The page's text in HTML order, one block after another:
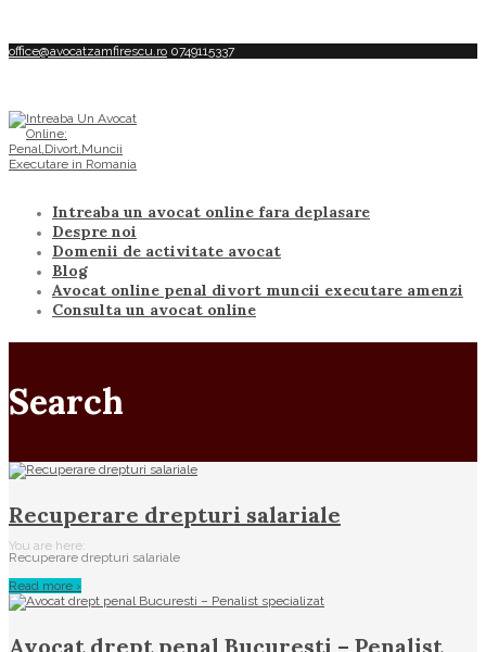
office@avocatzamfirescu.ro 0749115337
Intreaba un avocat online fara deplasare
Despre noi
Domenii de activitate avocat
Blog
Avocat online penal divort muncii executare amenzi
Consulta un avocat online
Search
You are here:
Recuperare drepturi salariale
Recuperare drepturi salariale
Read more ›
Avocat drept penal Bucuresti – Penalist